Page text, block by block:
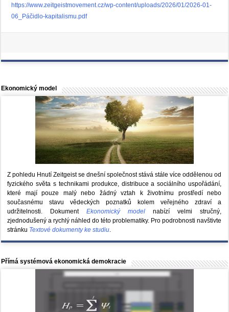
https://www.zeitgeistmovement.cz/wp-content/uploads/2026/01/2026-01-
06_Páčidlo-kapitalismu.pdf
Ekonomický model
Z pohledu Hnutí Zeitgeist se dnešní společnost stává stále více oddělenou od
fyzického světa s technikami produkce, distribuce a sociálního uspořádání,
které mají pouze malý nebo žádný vztah k životnímu prostředí nebo
současnému stavu vědeckých poznatků kolem veřejného zdraví a
udržitelnosti. DokumentEkonomický model nabízí velmi stručný,
zjednodušený a rychlý náhled do této problematiky. Pro podrobnosti navštivte
stránku Textové dokumenty ke studiu.
Přímá systémová ekonomická demokracie